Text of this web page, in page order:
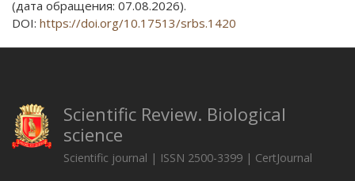
(дата обращения: 07.08.2026).
DOI: https://doi.org/10.17513/srbs.1420
Scientific Review. Biological
science
Scientific journal | ISSN 2500-3399 | CertJournal